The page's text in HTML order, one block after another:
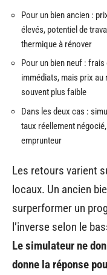
Pour un bien ancien :
élevés, potentiel de
thermique à rénover
Pour un bien neuf :
immédiats, mais prix
souvent plus faible
Dans les deux cas :
taux réellement
emprunteur
Les retours varient
locaux. Un ancien
surperformer un
l’inverse selon le
Le simulateur ne
donne la réponse